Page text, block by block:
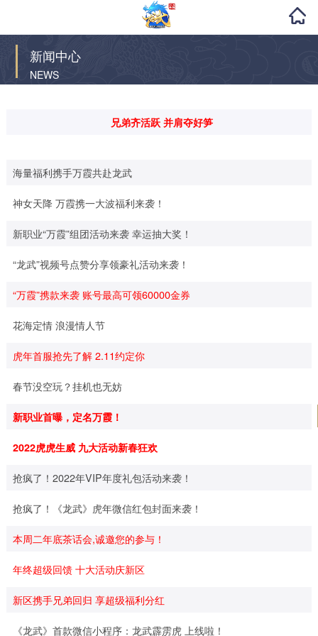
新闻中心
NEWS
兄弟齐活跃 并肩夺好笋
海量福利携手万霞共赴龙武
神女天降 万霞携一大波福利来袭！
新职业“万霞”组团活动来袭 幸运抽大奖！
“龙武”视频号点赞分享领豪礼活动来袭！
“万霞”携款来袭 账号最高可领60000金券
花海定情 浪漫情人节
虎年首服抢先了解 2.11约定你
春节没空玩？挂机也无妨
新职业首曝，定名万霞！
2022虎虎生威 九大活动新春狂欢
抢疯了！2022年VIP年度礼包活动来袭！
抢疯了！《龙武》虎年微信红包封面来袭！
本周二年底茶话会,诚邀您的参与！
年终超级回馈 十大活动庆新区
新区携手兄弟回归 享超级福利分红
《龙武》首款微信小程序：龙武霹雳虎 上线啦！